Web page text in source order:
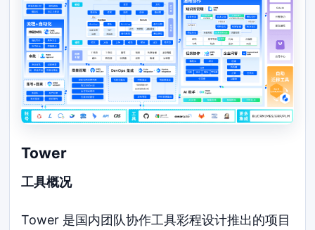
Tower
工具概况
Tower 是国内团队协作工具彩程设计推出的项目